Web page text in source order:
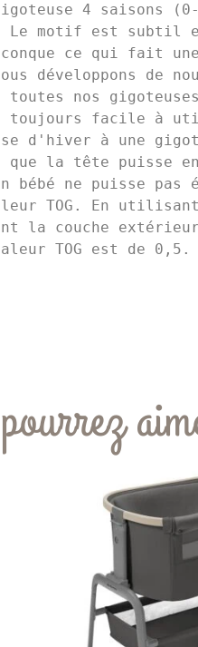
4 saisons
Le motif est subtil
ce qui fait
développons de
nos
toujours facile à
d'hiver à une
la tête puisse
ne puisse pas
TOG. En
la couche
TOG est de